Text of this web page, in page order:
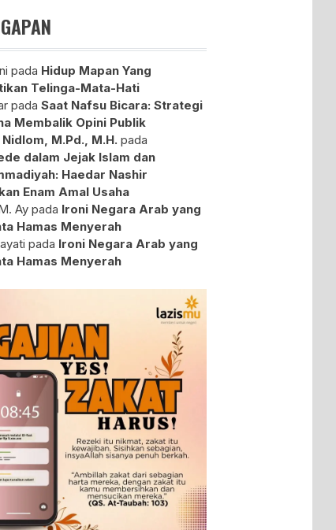
pada Hidup Mapan Yang
Telinga-Mata-Hati
padaSaat Nafsu Bicara: Strategi
Membalik Opini Publik
M.Pd., M.H. pada
dalam Jejak Islam dan
Haedar Nashir
Enam Amal Usaha
Ay pada Ironi Negara Arab yang
Hamas Menyerah
pada Ironi Negara Arab yang
Hamas Menyerah